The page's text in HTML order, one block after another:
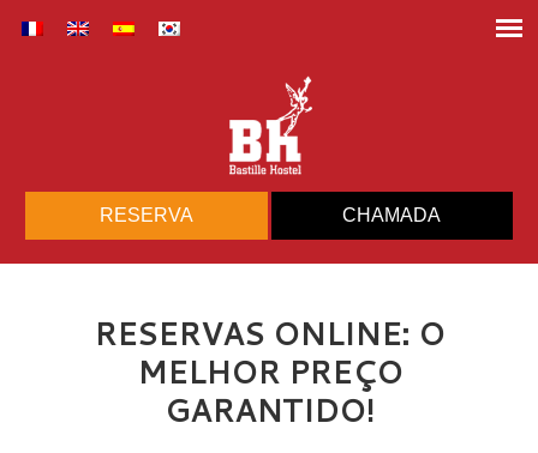
RESERVA CHAMADA
RESERVAS ONLINE: O
MELHOR PREÇO
GARANTIDO!